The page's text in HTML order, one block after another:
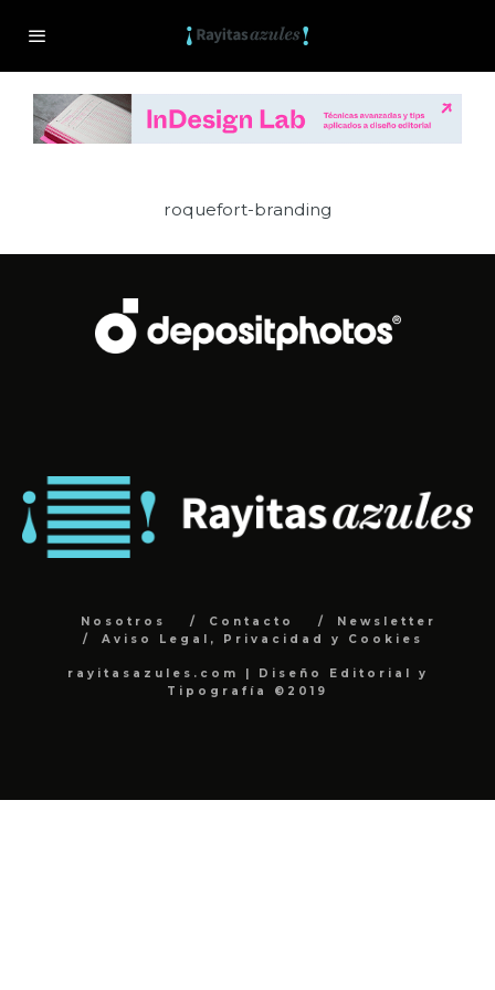
roquefort-branding
Nosotros Contacto
Newsletter
Aviso Legal, Privacidad y Cookies
rayitasazules.com | Diseño Editorial y
Tipografía ©2019